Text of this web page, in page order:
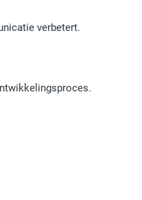
verbetert.